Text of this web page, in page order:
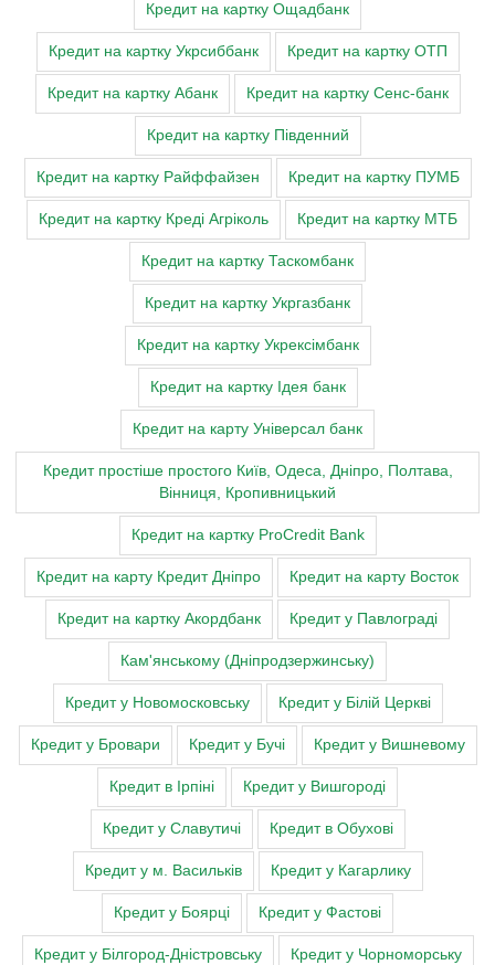
Кредит на картку Ощадбанк
Кредит на картку Укрсиббанк Кредит на картку ОТП
Кредит на картку Абанк Кредит на картку Сенс-банк
Кредит на картку Південний
Кредит на картку Райффайзен Кредит на картку ПУМБ
Кредит на картку Креді Агріколь Кредит на картку МТБ
Кредит на картку Таскомбанк
Кредит на картку Укргазбанк
Кредит на картку Укрексімбанк
Кредит на картку Ідея банк
Кредит на карту Універсал банк
Кредит простіше простого Київ, Одеса, Дніпро, Полтава,
Вінниця, Кропивницький
Кредит на картку ProCredit Bank
Кредит на карту Кредит Дніпро Кредит на карту Восток
Кредит на картку Акордбанк Кредит у Павлограді
Кам'янському (Дніпродзержинську)
Кредит у Новомосковську Кредит у Білій Церкві
Кредит у Бровари Кредит у Бучі Кредит у Вишневому
Кредит в Ірпіні Кредит у Вишгороді
Кредит у Славутичі Кредит в Обухові
Кредит у м. Васильків Кредит у Кагарлику
Кредит у Боярці Кредит у Фастові
Кредит у Білгород-Дністровську Кредит у Чорноморську